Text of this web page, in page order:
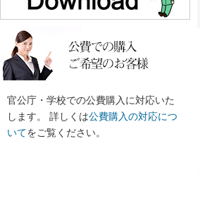
官公庁・学校での公費購入に対応いた
します。 詳しくは公費購入の対応につ
いてをご覧ください。